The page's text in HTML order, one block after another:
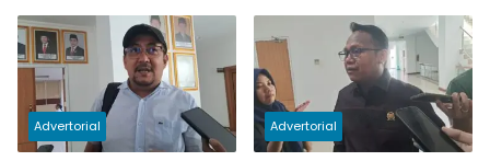
Subsidi Berkurang
Advertorial Advertorial